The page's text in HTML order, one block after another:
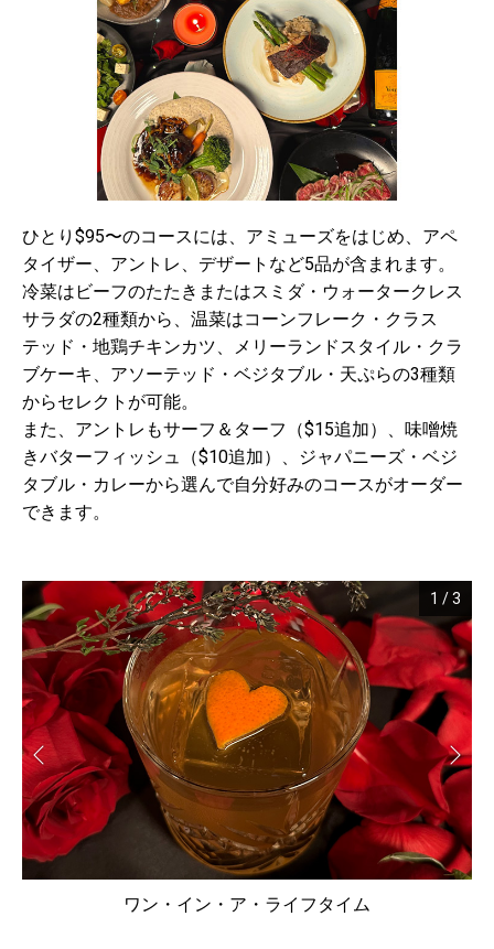
ひとり$95〜のコースには、アミューズをはじめ、アペ
タイザー、アントレ、デザートなど5品が含まれます。
冷菜はビーフのたたきまたはスミダ・ウォータークレス
サラダの2種類から、温菜はコーンフレーク・クラス
テッド・地鶏チキンカツ、メリーランドスタイル・クラ
ブケーキ、アソーテッド・ベジタブル・天ぷらの3種類
からセレクトが可能。
また、アントレもサーフ＆ターフ（$15追加）、味噌焼
きバターフィッシュ（$10追加）、ジャパニーズ・ベジ
タブル・カレーから選んで自分好みのコースがオーダー
できます。
ワン・イン・ア・ライフタイム
1 /3